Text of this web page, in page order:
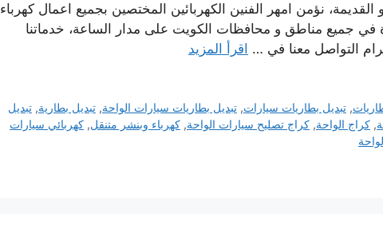
نؤمن امهر الفنين الكهربائين المختصين بجميع اعمال كهرباء
في جميع مناطق و محافظات الكويت على مدار الساعة، خدماتنا
التواصل معنا في … اقرأ المزيد
,تبديل بطاريات سيارات,تبديل بطاريات سيارات الواحة,تبديل بطارية,تبديل
, كراج الواحة, كراج تصليح سيارات الواحة, كهرباء وبنشر متنقل, كهربائي سيارات